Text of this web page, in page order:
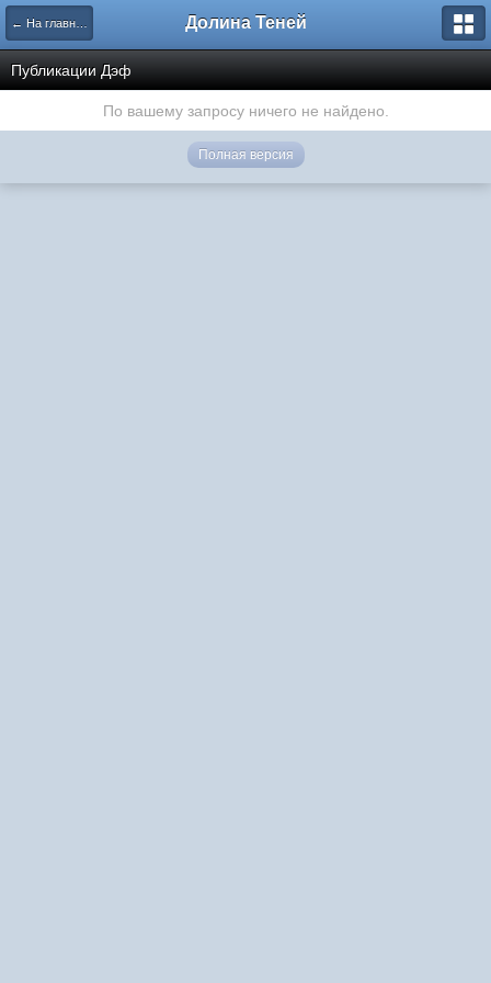
← На главную Долина Теней
Публикации Дэф
По вашему запросу ничего не найдено.
Полная версия